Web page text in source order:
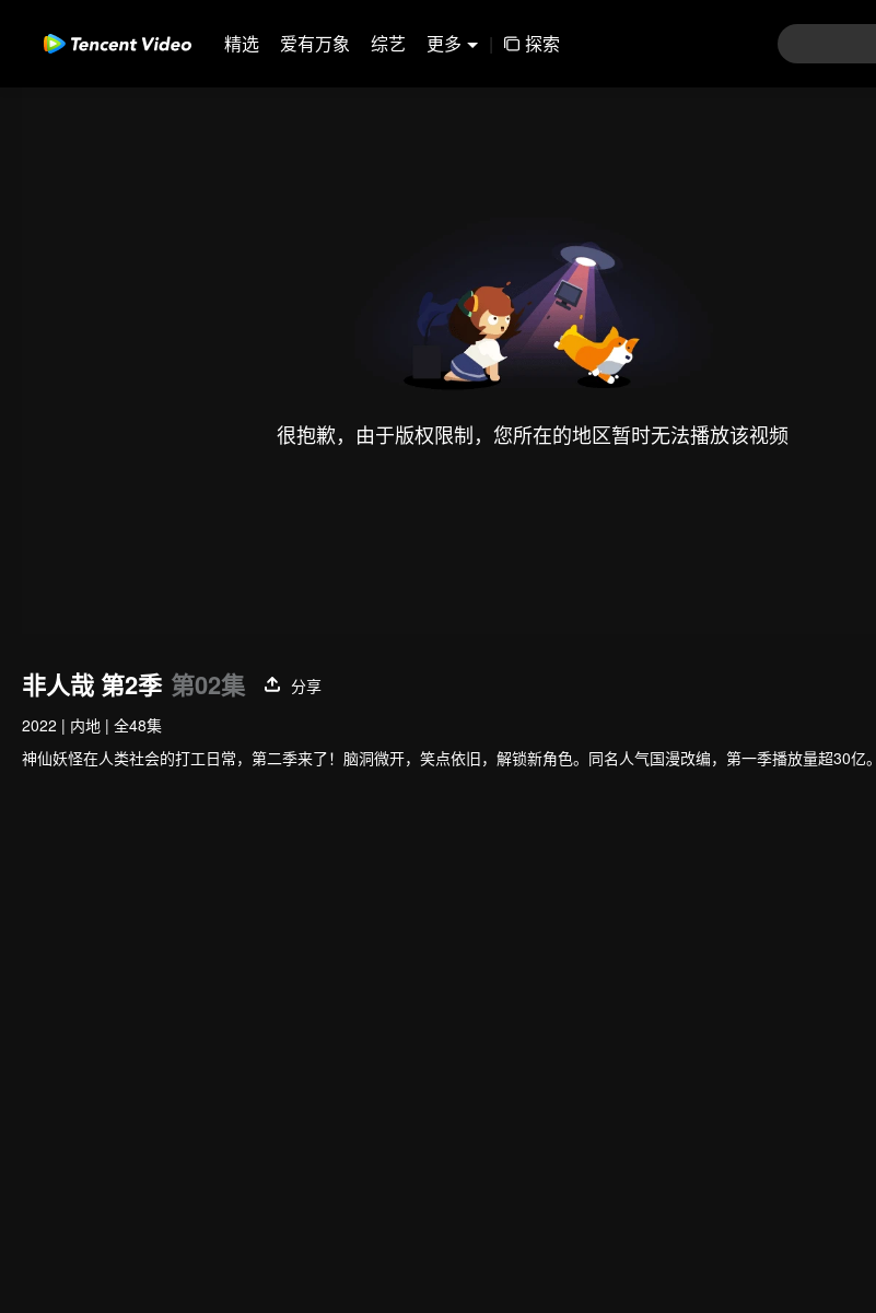
精选 爱有万象 综艺 更多 | 探索
很抱歉，由于版权限制，您所在的地区暂时无法播放该视频
非人哉 第2季 第02集
分享
2022 | 内地 | 全48集
神仙妖怪在人类社会的打工日常，第二季来了！脑洞微开，笑点依旧，解锁新角色。同名人气国漫改编，第一季播放量超30亿。